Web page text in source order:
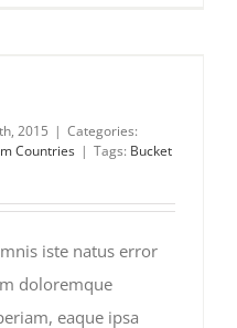
2015 | Categories:
Countries | Tags: Bucket
iste natus error
doloremque
eaque ipsa